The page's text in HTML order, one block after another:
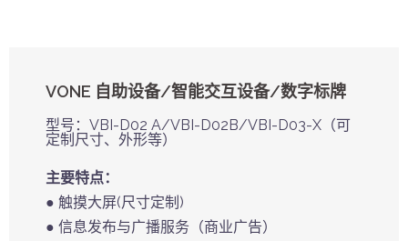
VONE 自助设备/智能交互设备/数字标牌
型号：VBI-D02 A/VBI-D02B/VBI-D03-X（可
定制尺寸、外形等）
主要特点：
● 触摸大屏(尺寸定制)
● 信息发布与广播服务（商业广告）